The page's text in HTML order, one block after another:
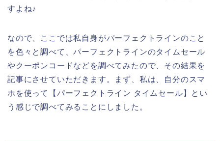
すよね♪
なので、ここでは私自身がパーフェクトラインのこと
を色々と調べて、パーフェクトラインのタイムセール
やクーポンコードなどを調べてみたので、その結果を
記事にさせていただきます。まず、私は、自分のスマ
ホを使って【パーフェクトライン タイムセール】とい
う感じで調べてみることにしました。